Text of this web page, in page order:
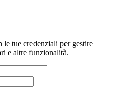
le tue credenziali per gestire
e altre funzionalità.